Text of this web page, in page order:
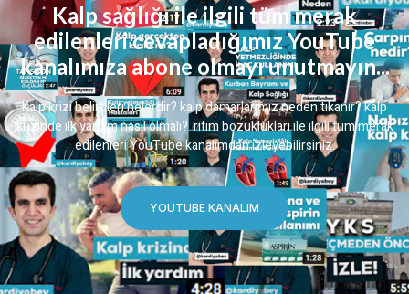
Kalp sağlığı ile ilgili tüm merak
edilenleri cevapladığımız YouTube
kanalımıza abone olmayı unutmayın...
Kalp krizi belirtileri nelerdir? kalp damarlarımız neden tıkanır? kalp
krizinde ilk yardım nasıl olmalı? ritim bozuklukları ile ilgili tüm merak
edilenleri YouTube kanalımdan izleyebilirsiniz.
YOUTUBE KANALIM